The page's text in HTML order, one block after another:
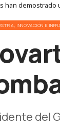
demostrado
INNOVACIÓN E
del